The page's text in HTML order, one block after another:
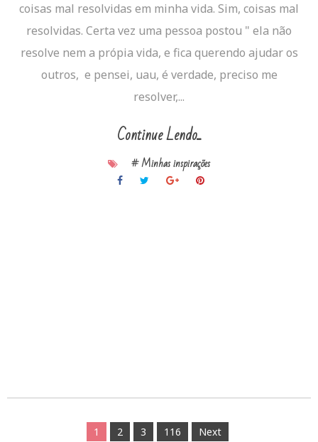
coisas mal resolvidas em minha vida. Sim, coisas mal
resolvidas. Certa vez uma pessoa postou " ela não
resolve nem a própia vida, e fica querendo ajudar os
outros, e pensei, uau, é verdade, preciso me
resolver,...
Continue Lendo...
# Minhas inspirações
1 2 3 116
Next